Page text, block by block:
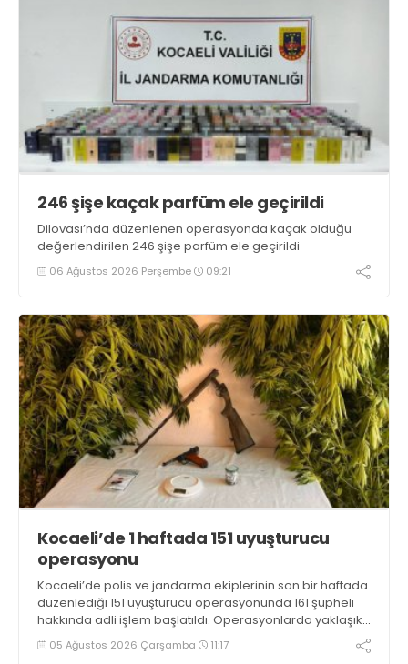
246 şişe kaçak parfüm ele geçirildi
Dilovası’nda düzenlenen operasyonda kaçak olduğu
değerlendirilen 246 şişe parfüm ele geçirildi
06 Ağustos 2026 Perşembe 09:21
Kocaeli’de 1 haftada 151 uyuşturucu
operasyonu
Kocaeli’de polis ve jandarma ekiplerinin son bir haftada
düzenlediği 151 uyuşturucu operasyonunda 161 şüpheli
hakkında adli işlem başlatıldı. Operasyonlarda yaklaşık
2 kilogram uyuşturucu madde ile 121 kök kenevir bitkisi
ele geçirilirken, 9 şüpheli tutuklandı
05 Ağustos 2026 Çarşamba 11:17